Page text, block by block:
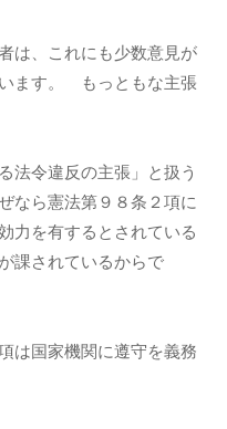
は、これにも少数意見が
ます。 もっともな主張
法令違反の主張」と扱う
なら憲法第９８条２項に
力を有するとされている
課されているからで
は国家機関に遵守を義務